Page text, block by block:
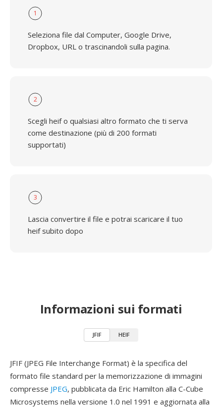
1
Seleziona file dal Computer, Google Drive,
Dropbox, URL o trascinandoli sulla pagina.
2
Scegli heif o qualsiasi altro formato che ti serva
come destinazione (più di 200 formati
supportati)
3
Lascia convertire il file e potrai scaricare il tuo
heif subito dopo
Informazioni sui formati
JFIF HEIF
JFIF (JPEG File Interchange Format) è la specifica del
formato file standard per la memorizzazione di immagini
compresse JPEG, pubblicata da Eric Hamilton alla C-Cube
Microsystems nella versione 1.0 nel 1991 e aggiornata alla